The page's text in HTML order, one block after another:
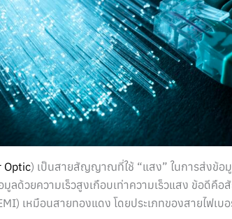
Optic) เป็นสายสัญญาณที่ใช้ “แสง” ในการส่งข้อ
มูลด้วยความเร็วสูงเกือบเท่าความเร็วแสง ข้อดี
เหมือนสายทองแดง โดยประเภทของสายไฟเบ